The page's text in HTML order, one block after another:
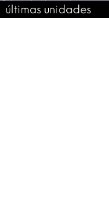
Coloca el ratón para hacer zoom
últimas unidades